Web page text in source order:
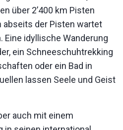
über 2’400 km Pisten
abseits der Pisten wartet
Eine idyllische Wanderung
ein Schneeschuhtrekking
oder ein Bad in
lassen Seele und Geist
auch mit einem